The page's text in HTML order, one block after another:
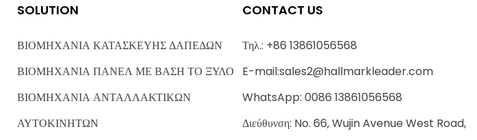
SOLUTION
ΒΙΟΜΗΧΑΝΙΑ ΚΑΤΑΣΚΕΥΗΣ ΔΑΠΕΔΩΝ
ΒΙΟΜΗΧΑΝΙΑ ΠΑΝΕΛ ΜΕ ΒΑΣΗ ΤΟ ΞΥΛΟ
ΒΙΟΜΗΧΑΝΙΑ ΑΝΤΑΛΛΑΚΤΙΚΩΝ
ΑΥΤΟΚΙΝΗΤΩΝ
CONTACT US
Τηλ.: +86 13861056568
E-mail:sales2@hallmarkleader.com
WhatsApp: 0086 13861056568
Διεύθυνση: No. 66, Wujin Avenue West Road,